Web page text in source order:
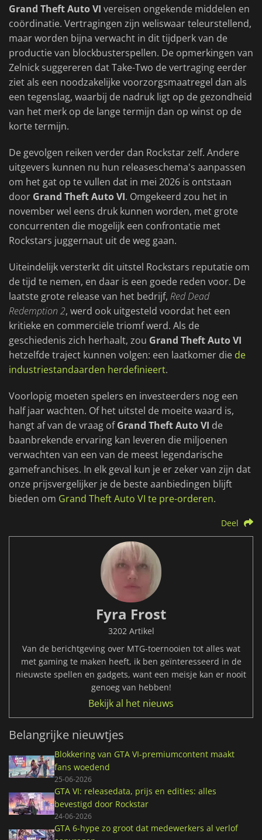
Grand Theft Auto VI vereisen ongekende middelen en
coördinatie. Vertragingen zijn weliswaar teleurstellend,
maar worden bijna verwacht in dit tijdperk van de
productie van blockbusterspellen. De opmerkingen van
Zelnick suggereren dat Take-Two de vertraging eerder
ziet als een noodzakelijke voorzorgsmaatregel dan als
een tegenslag, waarbij de nadruk ligt op de gezondheid
van het merk op de lange termijn dan op winst op de
korte termijn.
De gevolgen reiken verder dan Rockstar zelf. Andere
uitgevers kunnen nu hun releaseschema's aanpassen
om het gat op te vullen dat in mei 2026 is ontstaan
door Grand Theft Auto VI. Omgekeerd zou het in
november wel eens druk kunnen worden, met grote
concurrenten die mogelijk een confrontatie met
Rockstars juggernaut uit de weg gaan.
Uiteindelijk versterkt dit uitstel Rockstars reputatie om
de tijd te nemen, en daar is een goede reden voor. De
laatste grote release van het bedrijf, Red Dead
Redemption 2, werd ook uitgesteld voordat het een
kritieke en commerciële triomf werd. Als de
geschiedenis zich herhaalt, zou Grand Theft Auto VI
hetzelfde traject kunnen volgen: een laatkomer die de
industriestandaarden herdefinieert.
Voorlopig moeten spelers en investeerders nog een
half jaar wachten. Of het uitstel de moeite waard is,
hangt af van de vraag ofGrand Theft Auto VI de
baanbrekende ervaring kan leveren die miljoenen
verwachten van een van de meest legendarische
gamefranchises. In elk geval kun je er zeker van zijn dat
onze prijsvergelijker je de beste aanbiedingen blijft
bieden om Grand Theft Auto VI te pre-orderen.
Deel
Fyra Frost
3202 Artikel
Van de berichtgeving over MTG-toernooien tot alles wat
met gaming te maken heeft, ik ben geïnteresseerd in de
nieuwste spellen en gadgets, want een meisje kan er nooit
genoeg van hebben!
Bekijk al het nieuws
Belangrijke nieuwtjes
Blokkering van GTA VI-premiumcontent maakt
fans woedend
25-06-2026
GTA VI: releasedata, prijs en edities: alles
bevestigd door Rockstar
24-06-2026
GTA 6-hype zo groot dat medewerkers al verlof